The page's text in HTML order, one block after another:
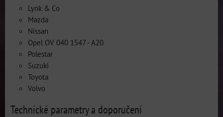
Lynk & Co
Mazda
Nissan
Opel OV 040 1547 - A20
Polestar
Suzuki
Toyota
Volvo
Technické parametry a doporučení